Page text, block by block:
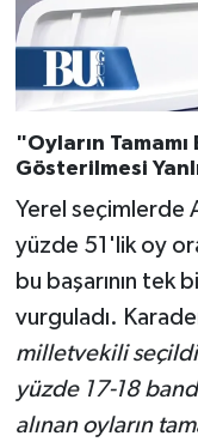
"Oyların Tamamı
Gösterilmesi
Yerel seçimlerde
yüzde 51'lik oy
bu başarının tek
vurguladı.
milletvekili
yüzde 17-18
alınan oyların